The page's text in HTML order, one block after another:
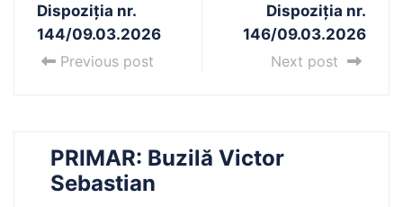
Dispoziția nr.
144/09.03.2026
Previous post
Dispoziția nr.
146/09.03.2026
Next post
PRIMAR: Buzilă Victor
Sebastian